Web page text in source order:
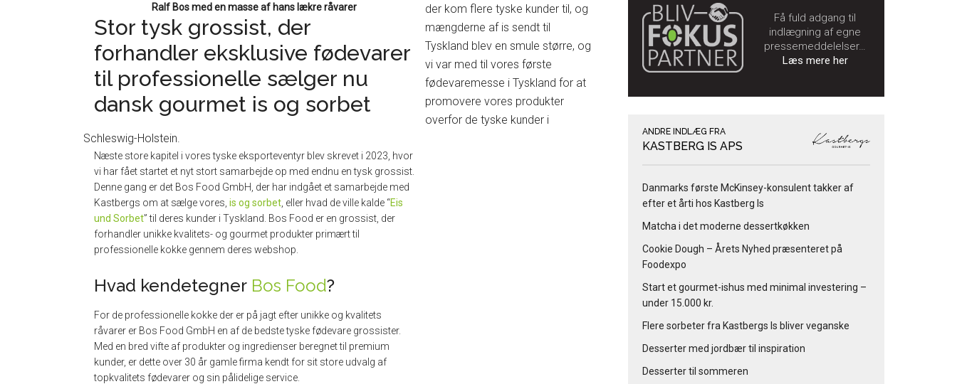
Ralf Bos med en masse af hans lækre råvarer
Stor tysk grossist, der
forhandler eksklusive fødevarer
til professionelle sælger nu
dansk gourmet is og sorbet
der kom flere tyske kunder til, og
mængderne af is sendt til
Tyskland blev en smule større, og
vi var med til vores første
fødevaremesse i Tyskland for at
promovere vores produkter
overfor de tyske kunder i
Schleswig-Holstein.
Næste store kapitel i vores tyske eksporteventyr blev skrevet i 2023, hvor
vi har fået startet et nyt stort samarbejde op med endnu en tysk grossist.
Denne gang er det Bos Food GmbH, der har indgået et samarbejde med
Kastbergs om at sælge vores, is og sorbet , eller hvad de ville kalde “Eis
und Sorbet” til deres kunder i Tyskland. Bos Food er en grossist, der
forhandler unikke kvalitets- og gourmet produkter primært til
professionelle kokke gennem deres webshop.
Hvad kendetegner Bos Food?
For de professionelle kokke der er på jagt efter unikke og kvalitets
råvarer er Bos Food GmbH en af de bedste tyske fødevare grossister.
Med en bred vifte af produkter og ingredienser beregnet til premium
kunder, er dette over 30 år gamle firma kendt for sit store udvalg af
topkvalitets fødevarer og sin pålidelige service.
Få fuld adgang til
indlægning af egne
pressemeddelelser…
Læs mere her
ANDRE INDLÆG FRA
KASTBERG IS APS
Danmarks første McKinsey-konsulent takker af
efter et årti hos Kastberg Is
Matcha i det moderne dessertkøkken
Cookie Dough – Årets Nyhed præsenteret på
Foodexpo
Start et gourmet-ishus med minimal investering –
under 15.000 kr.
Flere sorbeter fra Kastbergs Is bliver veganske
Desserter med jordbær til inspiration
Desserter til sommeren